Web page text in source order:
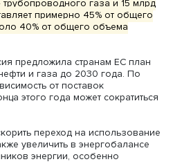
нарастить
перезапуск «Тайры» —
в датском
которого была
добыча на «Тайре»
в год, что обеспечивало до
ранее французская Total —
о планах запустить его
года. —
газа в ЕС доля
на общую ситуацию,